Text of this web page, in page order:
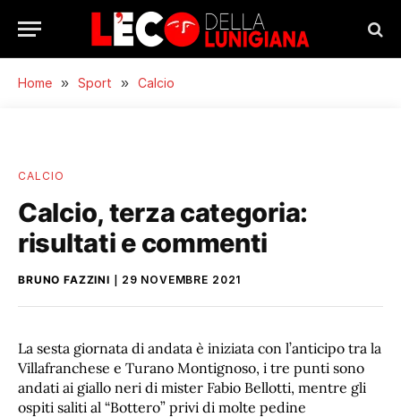
Home » Sport » Calcio
CALCIO
Calcio, terza categoria:
risultati e commenti
BRUNO FAZZINI 29 NOVEMBRE 2021
La sesta giornata di andata è iniziata con l’anticipo tra la
Villafranchese e Turano Montignoso, i tre punti sono
andati ai giallo neri di mister Fabio Bellotti, mentre gli
ospiti saliti al “Bottero” privi di molte pedine